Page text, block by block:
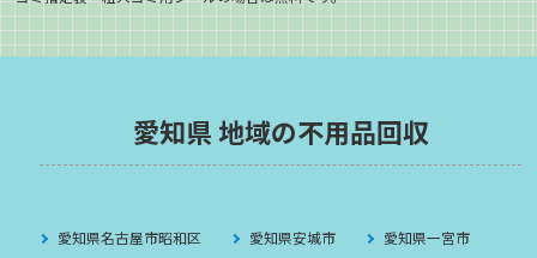
愛知県 地域の不用品回収
愛知県名古屋市昭和区 愛知県安城市 愛知県一宮市